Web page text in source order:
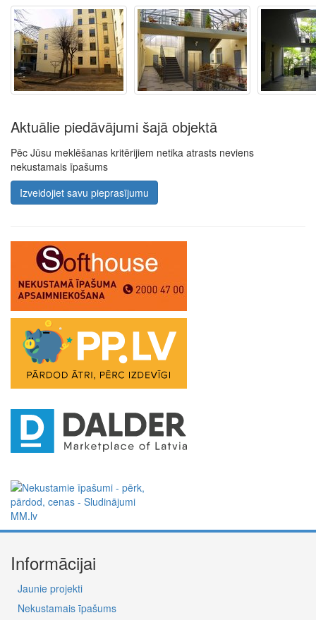
Aktuālie piedāvājumi šajā objektā
Pēc Jūsu meklēšanas kritērijiem netika atrasts neviens
nekustamais īpašums
Izveidojiet savu pieprasījumu
Informācijai
Jaunie projekti
Nekustamais īpašums